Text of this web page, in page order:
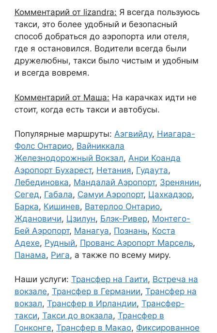
Комментарий от lizandra: Я всегда пользуюсь
такси, это более удобный и безопасный
способ добраться до аэропорта или отеля,
где я остановился. Водители всегда были
дружелюбны, такси было чистым и удобным
и всегда вовремя.
Комментарий от Маша: На карачках идти не
стоит, когда есть такси и автобусы.
Популярные маршруты: Аэгвийду, Ниагара-
Фолс Онтарио, Вайниккала
Железнодорожный Вокзал, Анри Коанда
Аэропорт Бухарест, Нетания, Гудаута,
Лебединовка, Мандалай Аэропорт, Зренянин,
Сегед, Габала, Самуи Аэропорт, Цахкадзор,
Барка, Кишинев, Ватерлоо Онтарио,
Ждановичи, Цзилун, Блэк-Ривер, Монтего-
Бей Аэропорт, Манагуа, Познань, Коста
Адехе, Рудный, Прованс Аэропорт Марсель,
Панама, Рига, а также по всему миру.
Наши услуги: Трансфер на Гаити, Встреча на
вокзале, Трансфер в Германии, Трансфер на
вокзал, Трансфер в Ирландии, Трансфер-
такси, Такси до вокзала, Трансфер в
Гонконге, Трансфер в Макао, Фиксированное